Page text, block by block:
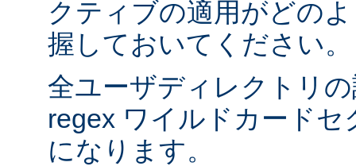
クティブの適用がどの
握しておいてください。
全ユーザディレクトリ
regex ワイルドカード
になります。